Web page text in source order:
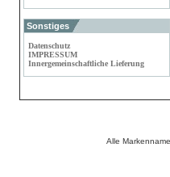
Sonstiges
Datenschutz
IMPRESSUM
Innergemeinschaftliche Lieferung
Alle